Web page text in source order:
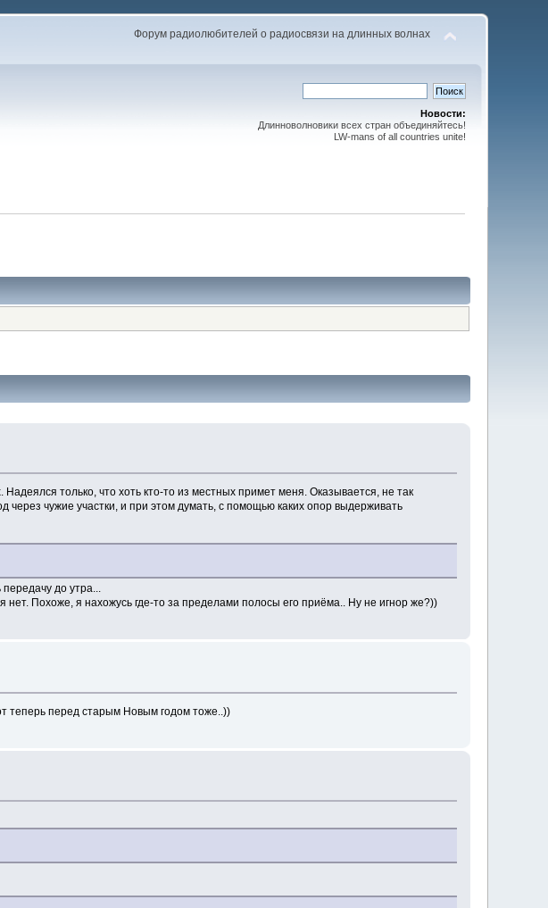
Форум радиолюбителей о радиосвязи на длинных волнах
Новости:
Длинноволновики всех стран объединяйтесь!
LW-mans of all countries unite!
только, что хоть кто-то из местных примет меня. Оказывается, не так
чужие участки, и при этом думать, с помощью каких опор выдерживать
до утра...
Похоже, я нахожусь где-то за пределами полосы его приёма.. Ну не игнор же?))
теперь перед старым Новым годом тоже..))